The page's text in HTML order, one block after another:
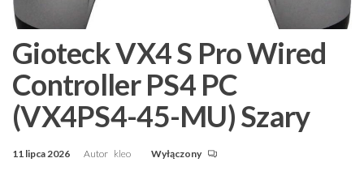
Gioteck VX4 S Pro Wired
Controller PS4 PC
(VX4PS4-45-MU) Szary
11 lipca 2026 Autor kleo Wyłączony